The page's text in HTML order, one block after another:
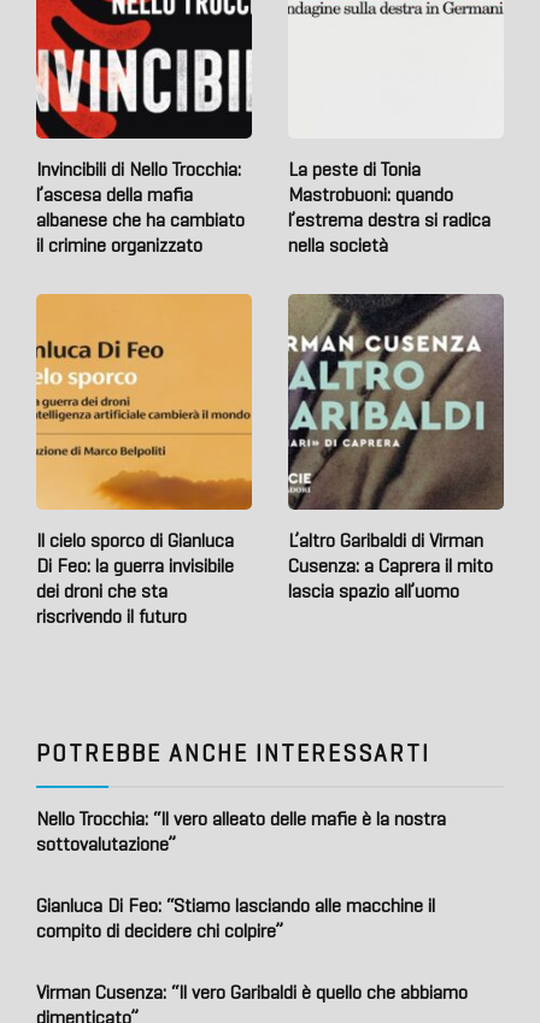
Invincibili di Nello Trocchia:
l’ascesa della mafia
albanese che ha cambiato
il crimine organizzato
La peste di Tonia
Mastrobuoni: quando
l’estrema destra si radica
nella società
Il cielo sporco di Gianluca
Di Feo: la guerra invisibile
dei droni che sta
riscrivendo il futuro
L’altro Garibaldi di Virman
Cusenza: a Caprera il mito
lascia spazio all’uomo
POTREBBE ANCHE INTERESSARTI
Nello Trocchia: “Il vero alleato delle mafie è la nostra
sottovalutazione”
Gianluca Di Feo: “Stiamo lasciando alle macchine il
compito di decidere chi colpire”
Virman Cusenza: “Il vero Garibaldi è quello che abbiamo
dimenticato”